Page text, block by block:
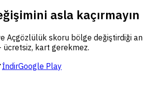
asla kaçırmayın
Açgözlülük skoru bölge değiştirdiği an
ücretsiz, kart gerekmez.
İndirGoogle Play